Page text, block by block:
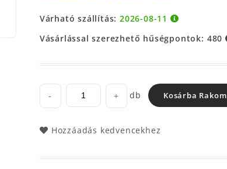
Várható szállítás:2026-08-11
Vásárlással szerezhető hűségpontok: 480
- + db Kosárba Rakom
Hozzáadás kedvencekhez